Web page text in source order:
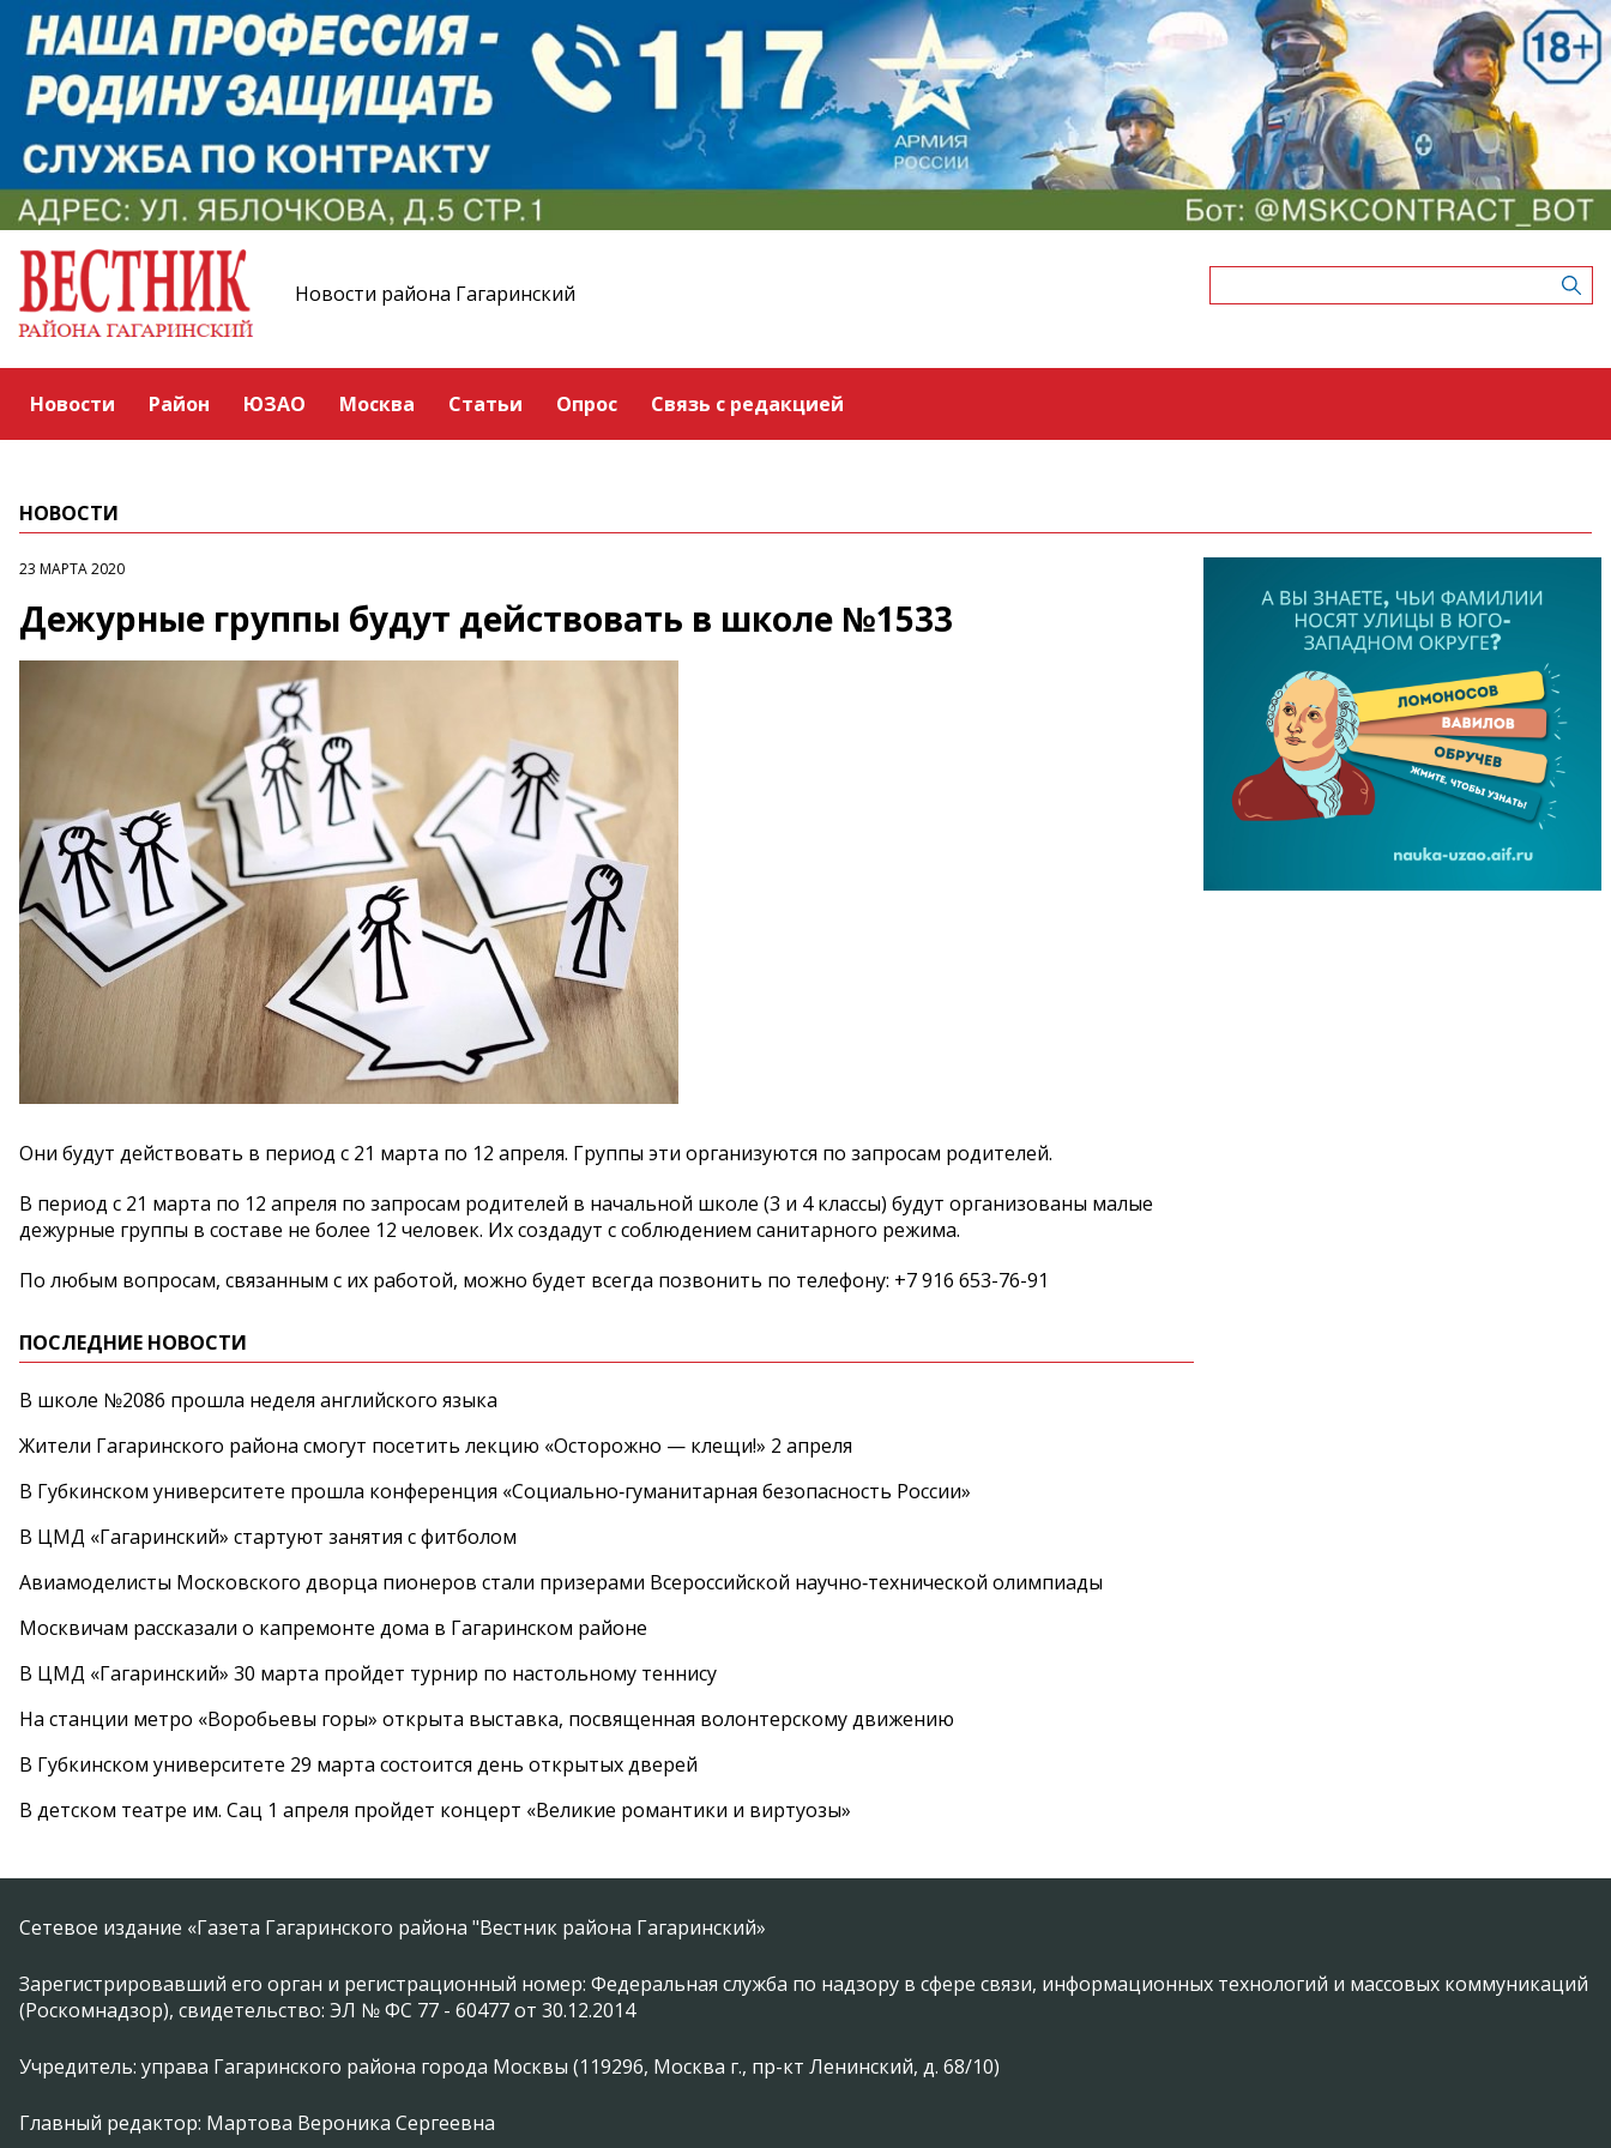
Новости района Гагаринский
Новости Район ЮЗАО Москва Статьи Опрос Связь с редакцией
НОВОСТИ
23 МАРТА 2020
Дежурные группы будут действовать в школе №1533
Они будут действовать в период с 21 марта по 12 апреля. Группы эти организуются по запросам родителей.
В период с 21 марта по 12 апреля по запросам родителей в начальной школе (3 и 4 классы) будут организованы малые
дежурные группы в составе не более 12 человек. Их создадут с соблюдением санитарного режима.
По любым вопросам, связанным с их работой, можно будет всегда позвонить по телефону: +7 916 653-76-91
ПОСЛЕДНИЕ НОВОСТИ
В школе №2086 прошла неделя английского языка
Жители Гагаринского района смогут посетить лекцию «Осторожно — клещи!» 2 апреля
В Губкинском университете прошла конференция «Социально‑гуманитарная безопасность России»
В ЦМД «Гагаринский» стартуют занятия с фитболом
Авиамоделисты Московского дворца пионеров стали призерами Всероссийской научно‑технической олимпиады
Москвичам рассказали о капремонте дома в Гагаринском районе
В ЦМД «Гагаринский» 30 марта пройдет турнир по настольному теннису
На станции метро «Воробьевы горы» открыта выставка, посвященная волонтерскому движению
В Губкинском университете 29 марта состоится день открытых дверей
В детском театре им. Сац 1 апреля пройдет концерт «Великие романтики и виртуозы»
Сетевое издание «Газета Гагаринского района "Вестник района Гагаринский»
Зарегистрировавший его орган и регистрационный номер: Федеральная служба по надзору в сфере связи, информационных технологий и массовых коммуникаций
(Роскомнадзор), свидетельство: ЭЛ № ФС 77 - 60477 от 30.12.2014
Учредитель: управа Гагаринского района города Москвы (119296, Москва г., пр-кт Ленинский, д. 68/10)
Главный редактор: Мартова Вероника Сергеевна